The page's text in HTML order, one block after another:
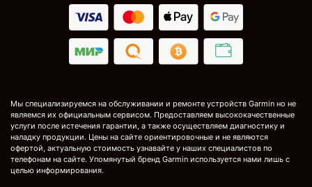
Мы специализируемся на обслуживании и ремонте устройств Garmin но не
являемся их официальным сервисом. Предоставляем высококачественные
услуги после истечения гарантии, а также осуществляем диагностику и
наладку продукции. Цены на сайте ориентировочные и не являются
офертой, актуальную стоимость узнавайте у наших специалистов по
телефонам на сайте. Упомянутый бренд Garmin используется нами лишь с
целью информирования.